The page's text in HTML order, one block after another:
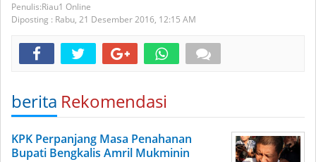
Riau1 Online
Diposting : Rabu, 21 Desember 2016, 12:15 AM
berita Rekomendasi
KPK Perpanjang Masa Penahanan
Bupati Bengkalis Amril Mukminin